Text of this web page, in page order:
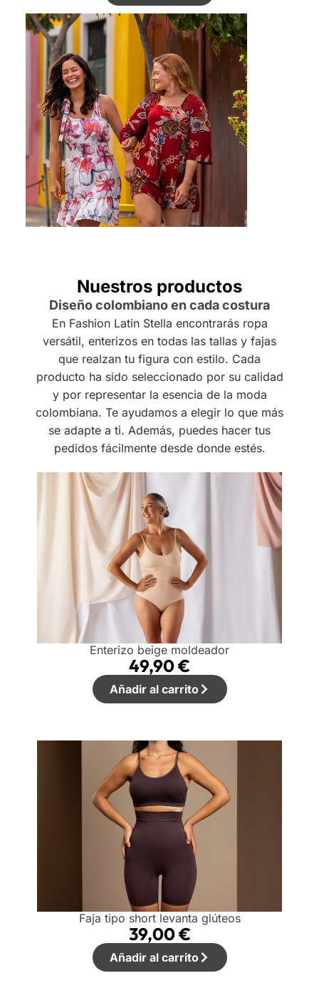
Nuestros productos
Diseño colombiano en cada costura
En Fashion Latin Stella encontrarás ropa
versátil, enterizos en todas las tallas y fajas
que realzan tu figura con estilo. Cada
producto ha sido seleccionado por su calidad
y por representar la esencia de la moda
colombiana. Te ayudamos a elegir lo que más
se adapte a ti. Además, puedes hacer tus
pedidos fácilmente desde donde estés.
Enterizo beige moldeador
49,90€
Añadir al carrito
Faja tipo short levanta glúteos
39,00€
Añadir al carrito